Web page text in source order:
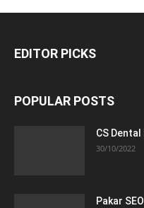
EDITOR PICKS
POPULAR POSTS
CS Dental
30/10/2022
Pakar